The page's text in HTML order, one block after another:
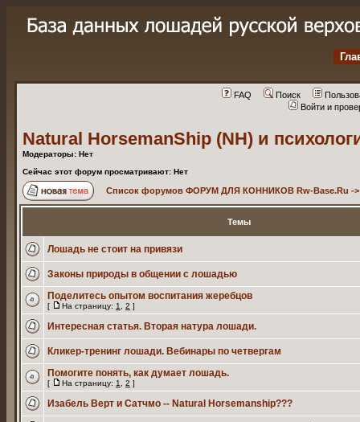
FAQ Поиск
Войти и
Natural HorsemanShip (NH) и
Модераторы: Нет
Сейчас этот форум просматривают: Нет
Список форумов ФОРУМ ДЛЯ КОННИКОВ Rw-Base.Ru -
Темы
Лошадь не стоит на привязи
Законы природы в общении с лошадью
Поделитесь опытом воспитания жеребцов
[ На страницу: 1 2 ]
Интересная статья. Вторая натура лошади.
Кликер-тренинг лошади. Вебинары по четвергам
Помогите понять, как думает лошадь.
[ На страницу: 1 2 ]
Изабель Верт и Сатчмо -- Natural Horsemanship???